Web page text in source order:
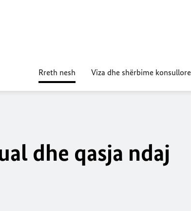
Rreth nesh Viza dhe shërbime konsullore
dhe qasja ndaj